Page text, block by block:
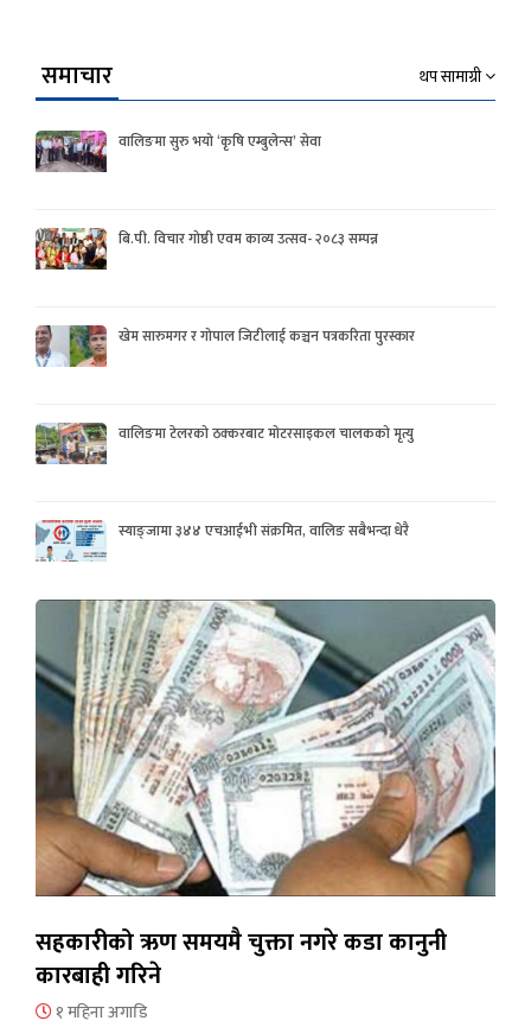
समाचार थप सामाग्री
वालिङमा सुरु भयो ‘कृषि एम्बुलेन्स’ सेवा
बि.पी. विचार गोष्ठी एवम काव्य उत्सव- २०८३ सम्पन्न
खेम सारुमगर र गोपाल जिटीलाई कञ्चन पत्रकरिता पुरस्कार
वालिङमा टेलरको ठक्करबाट मोटरसाइकल चालकको मृत्यु
स्याङ्जामा ३४४ एचआईभी संक्रमित, वालिङ सबैभन्दा धेरै
सहकारीको ऋण समयमै चुक्ता नगरे कडा कानुनी
कारबाही गरिने
१ महिना अगाडि